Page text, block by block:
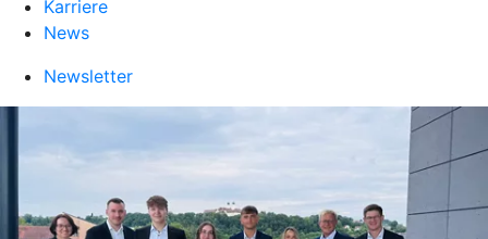
Karriere
News
Newsletter